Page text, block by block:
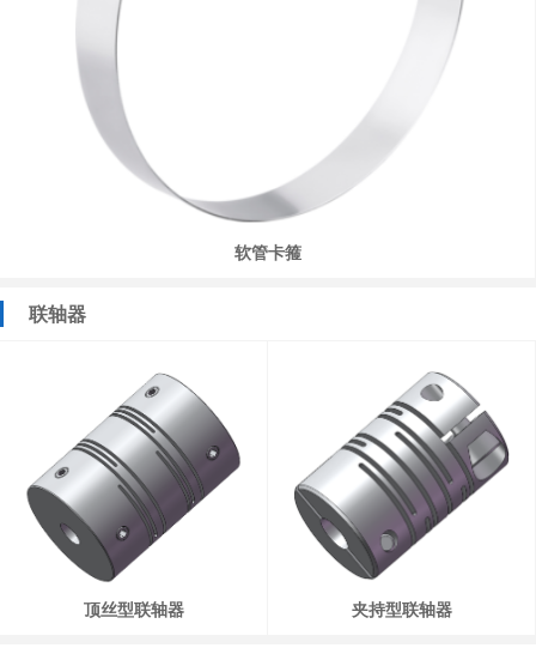
软管卡箍
联轴器
顶丝型联轴器 夹持型联轴器